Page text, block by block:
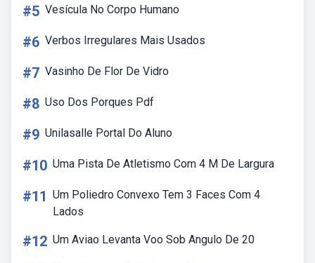
#5 Vesícula No Corpo Humano
#6 Verbos Irregulares Mais Usados
#7 Vasinho De Flor De Vidro
#8 Uso Dos Porques Pdf
#9 Unilasalle Portal Do Aluno
#10 Uma Pista De Atletismo Com 4 M De Largura
#11 Um Poliedro Convexo Tem 3 Faces Com 4
Lados
#12 Um Aviao Levanta Voo Sob Angulo De 20